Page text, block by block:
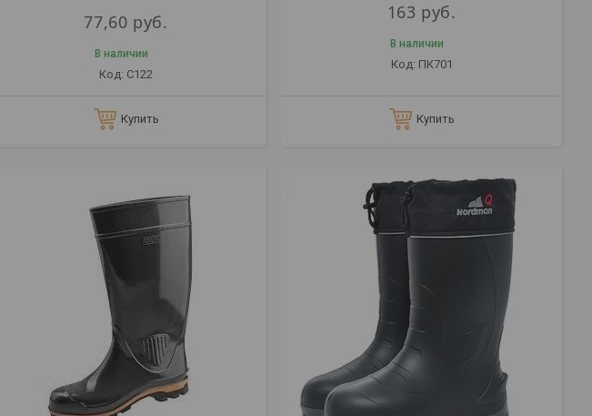
77,60 руб.
В наличии
С122
Купить
163 руб.
В наличии
ПК701
Купить